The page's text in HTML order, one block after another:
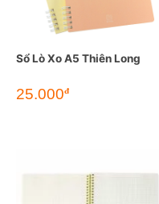
Sổ Lò Xo A5 Thiên Long
25.000đ